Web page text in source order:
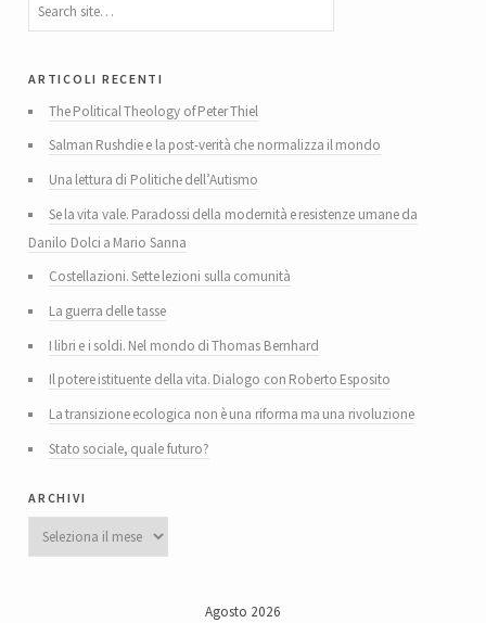
articoli recenti
The Political Theology of Peter Thiel
Salman Rushdie e la post-verità che normalizza il mondo
Una lettura di Politiche dell’Autismo
Se la vita vale. Paradossi della modernità e resistenze umane da
Danilo Dolci a Mario Sanna
Costellazioni. Sette lezioni sulla comunità
La guerra delle tasse
I libri e i soldi. Nel mondo di Thomas Bernhard
Il potere istituente della vita. Dialogo con Roberto Esposito
La transizione ecologica non è una riforma ma una rivoluzione
Stato sociale, quale futuro?
archivi
Archivi
Agosto 2026